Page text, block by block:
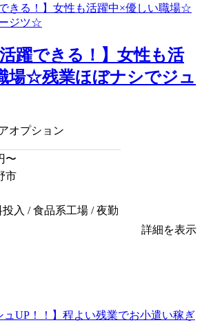
躍できる！】女性も活
場☆残業ほぼナシでジュ
オプション
〜
市
入 / 食品系工場 / 夜勤
詳細を表示